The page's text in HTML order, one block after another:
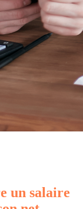
un salaire